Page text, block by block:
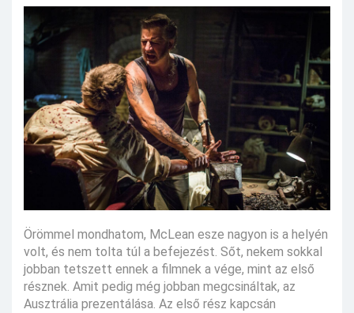
Örömmel mondhatom, McLean esze nagyon is a helyén
volt, és nem tolta túl a befejezést. Sőt, nekem sokkal
jobban tetszett ennek a filmnek a vége, mint az első
résznek. Amit pedig még jobban megcsináltak, az
Ausztrália prezentálása. Az első rész kapcsán